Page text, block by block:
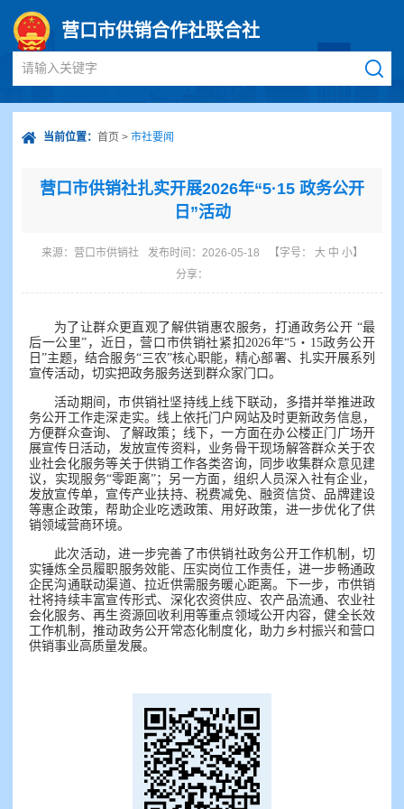
营口市供销合作社联合社
请输入关键字
当前位置： 首页 > 市社要闻
营口市供销社扎实开展2026年“5·15 政务公开
日”活动
来源： 营口市供销社 发布时间：2026-05-18 【字号： 大 中 小】
分享：
为了让群众更直观了解供销惠农服务，打通政务公开 “最
后一公里”，近日，营口市供销社紧扣2026年“5・15政务公开
日”主题，结合服务“三农”核心职能，精心部署、扎实开展系列
宣传活动，切实把政务服务送到群众家门口。
活动期间，市供销社坚持线上线下联动，多措并举推进政
务公开工作走深走实。线上依托门户网站及时更新政务信息，
方便群众查询、了解政策；线下，一方面在办公楼正门广场开
展宣传日活动，发放宣传资料，业务骨干现场解答群众关于农
业社会化服务等关于供销工作各类咨询，同步收集群众意见建
议，实现服务“零距离”；另一方面，组织人员深入社有企业，
发放宣传单，宣传产业扶持、税费减免、融资信贷、品牌建设
等惠企政策，帮助企业吃透政策、用好政策，进一步优化了供
销领域营商环境。
此次活动，进一步完善了市供销社政务公开工作机制，切
实锤炼全员履职服务效能、压实岗位工作责任，进一步畅通政
企民沟通联动渠道、拉近供需服务暖心距离。下一步，市供销
社将持续丰富宣传形式、深化农资供应、农产品流通、农业社
会化服务、再生资源回收利用等重点领域公开内容，健全长效
工作机制，推动政务公开常态化制度化，助力乡村振兴和营口
供销事业高质量发展。